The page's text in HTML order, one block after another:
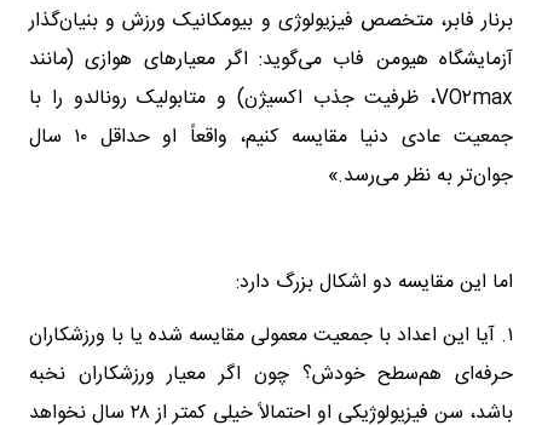
برنار فابر، متخصص فیزیولوژی و بیومکانیک ورزش و بنیان‌گذار
آزمایشگاه هیومن فاب می‌گوید: اگر معیارهای هوازی (مانند
VO۲max، ظرفیت جذب اکسیژن) و متابولیک رونالدو را با
جمعیت عادی دنیا مقایسه کنیم، واقعاً او حداقل ۱۰ سال
جوان‌تر به نظر می‌رسد.»
اما این مقایسه دو اشکال بزرگ دارد:
۱. آیا این اعداد با جمعیت معمولی مقایسه شده یا با ورزشکاران
حرفه‌ای هم‌سطح خودش؟ چون اگر معیار ورزشکاران نخبه
باشد، سن فیزیولوژیکی او احتمالاً خیلی کمتر از ۲۸ سال نخواهد